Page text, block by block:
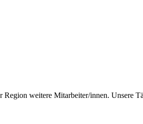
weitere Mitarbeiter/innen. Unsere